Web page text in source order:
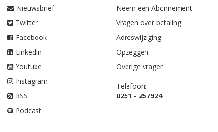
Nieuwsbrief
Twitter
Facebook
LinkedIn
Youtube
Instagram
RSS
Podcast
Neem een Abonnement
Vragen over betaling
Adreswijziging
Opzeggen
Overige vragen
Telefoon:
0251 - 257924